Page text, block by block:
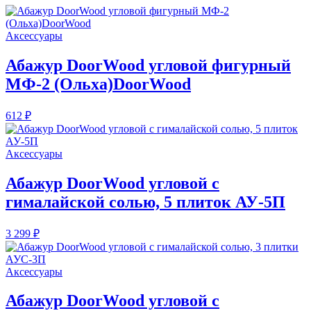
Аксессуары
Абажур DoorWood угловой фигурный
МФ-2 (Ольха)DoorWood
612 ₽
Аксессуары
Абажур DoorWood угловой с
гималайской солью, 5 плиток АУ-5П
3 299 ₽
Аксессуары
Абажур DoorWood угловой с